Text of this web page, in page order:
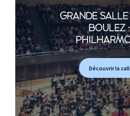
GRANDE SALLE
BOULEZ
Découvrir la